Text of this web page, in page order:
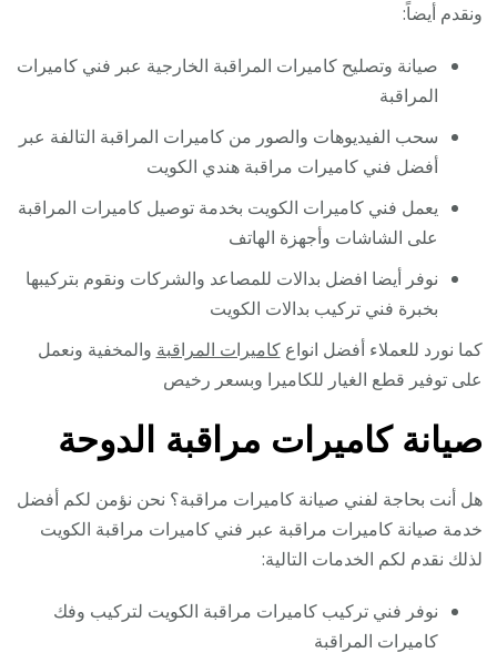
ونقدم أيضاً:
صيانة وتصليح كاميرات المراقبة الخارجية عبر فني كاميرات
المراقبة
سحب الفيديوهات والصور من كاميرات المراقبة التالفة عبر
أفضل فني كاميرات مراقبة هندي الكويت
يعمل فني كاميرات الكويت بخدمة توصيل كاميرات المراقبة
على الشاشات وأجهزة الهاتف
نوفر أيضا افضل بدالات للمصاعد والشركات ونقوم بتركيبها
بخبرة فني تركيب بدالات الكويت
كما نورد للعملاء أفضل انواعكاميرات المراقبة والمخفية ونعمل
على توفير قطع الغيار للكاميرا وبسعر رخيص
صيانة كاميرات مراقبة الدوحة
هل أنت بحاجة لفني صيانة كاميرات مراقبة؟ نحن نؤمن لكم أفضل
خدمة صيانة كاميرات مراقبة عبر فني كاميرات مراقبة الكويت
لذلك نقدم لكم الخدمات التالية:
نوفر فني تركيب كاميرات مراقبة الكويت لتركيب وفك
كاميرات المراقبة